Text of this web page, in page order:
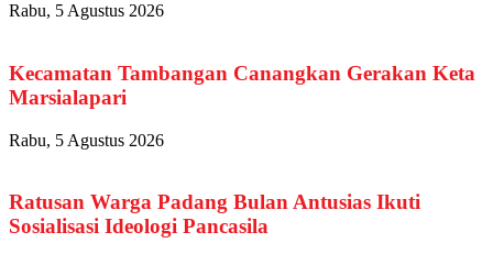
Rabu, 5 Agustus 2026
Kecamatan Tambangan Canangkan Gerakan Keta
Marsialapari
Rabu, 5 Agustus 2026
Ratusan Warga Padang Bulan Antusias Ikuti
Sosialisasi Ideologi Pancasila